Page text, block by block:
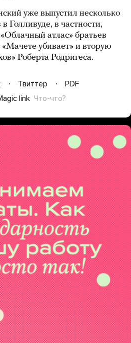
уже выпустил несколько
Голливуде, в частности,
атлас» братьев
убивает» и вторую
Роберта Родригеса.
Твиттер
PDF
link Что-что?